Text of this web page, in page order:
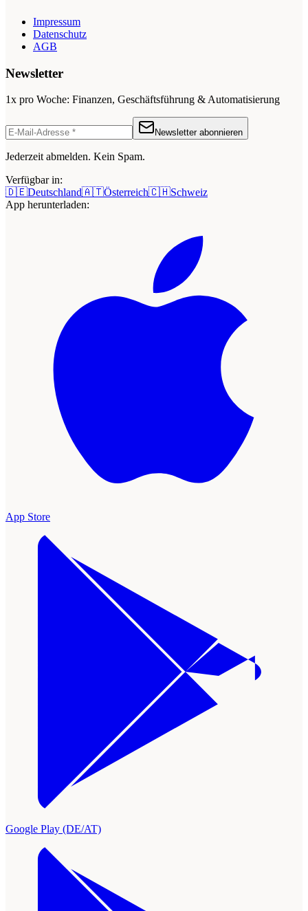
Impressum
Datenschutz
AGB
Newsletter
1x pro Woche: Finanzen, Geschäftsführung & Automatisierung
Newsletter abonnieren
Jederzeit abmelden. Kein Spam.
Verfügbar in:
🇩🇪Deutschland🇦🇹Österreich🇨🇭Schweiz
App herunterladen:
App Store
Google Play (DE/AT)